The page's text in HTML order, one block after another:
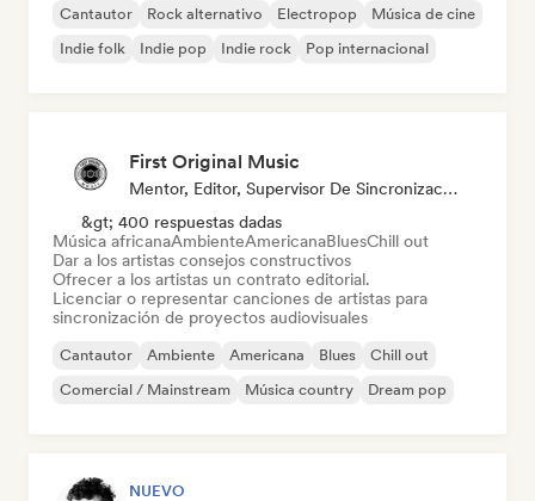
Cantautor Rock alternativo Electropop
Música de cine
Indie folk
Indie pop Indie rock Pop internacional
First Original Music
Mentor, Editor, Supervisor De Sincronización
&gt; 400 respuestas dadas
Música africanaAmbienteAmericanaBluesChill out
Dar a los artistas consejos constructivos
Ofrecer a los artistas un contrato editorial.
Licenciar o representar canciones de artistas para
sincronización de proyectos audiovisuales
Cantautor Ambiente Americana Blues
Chill out
Comercial / Mainstream
Música country Dream pop
NUEVO